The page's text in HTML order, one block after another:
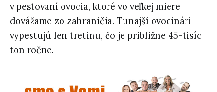
v pestovaní ovocia, ktoré vo veľkej miere
dovážame zo zahraničia. Tunajší ovocinári
vypestujú len tretinu, čo je približne 45-tisíc
ton ročne.